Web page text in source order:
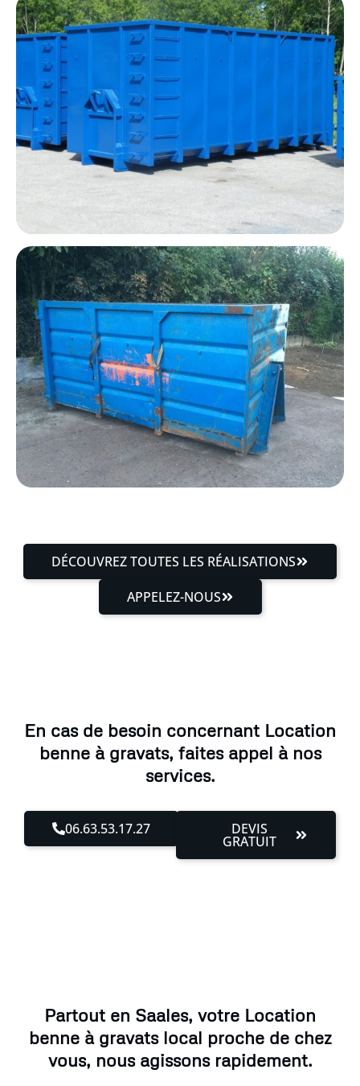
DÉCOUVREZ TOUTES LES RÉALISATIONS
APPELEZ-NOUS
En cas de besoin concernant Location
benne à gravats, faites appel à nos
services.
06.63.53.17.27 DEVIS
GRATUIT
Partout en Saales, votre Location
benne à gravats local proche de chez
vous, nous agissons rapidement.